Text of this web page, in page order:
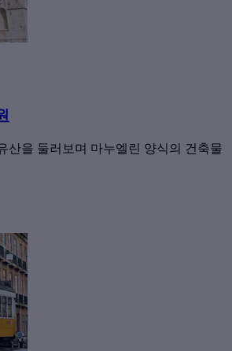
산을 둘러보며 마누엘린 양식의 건축물